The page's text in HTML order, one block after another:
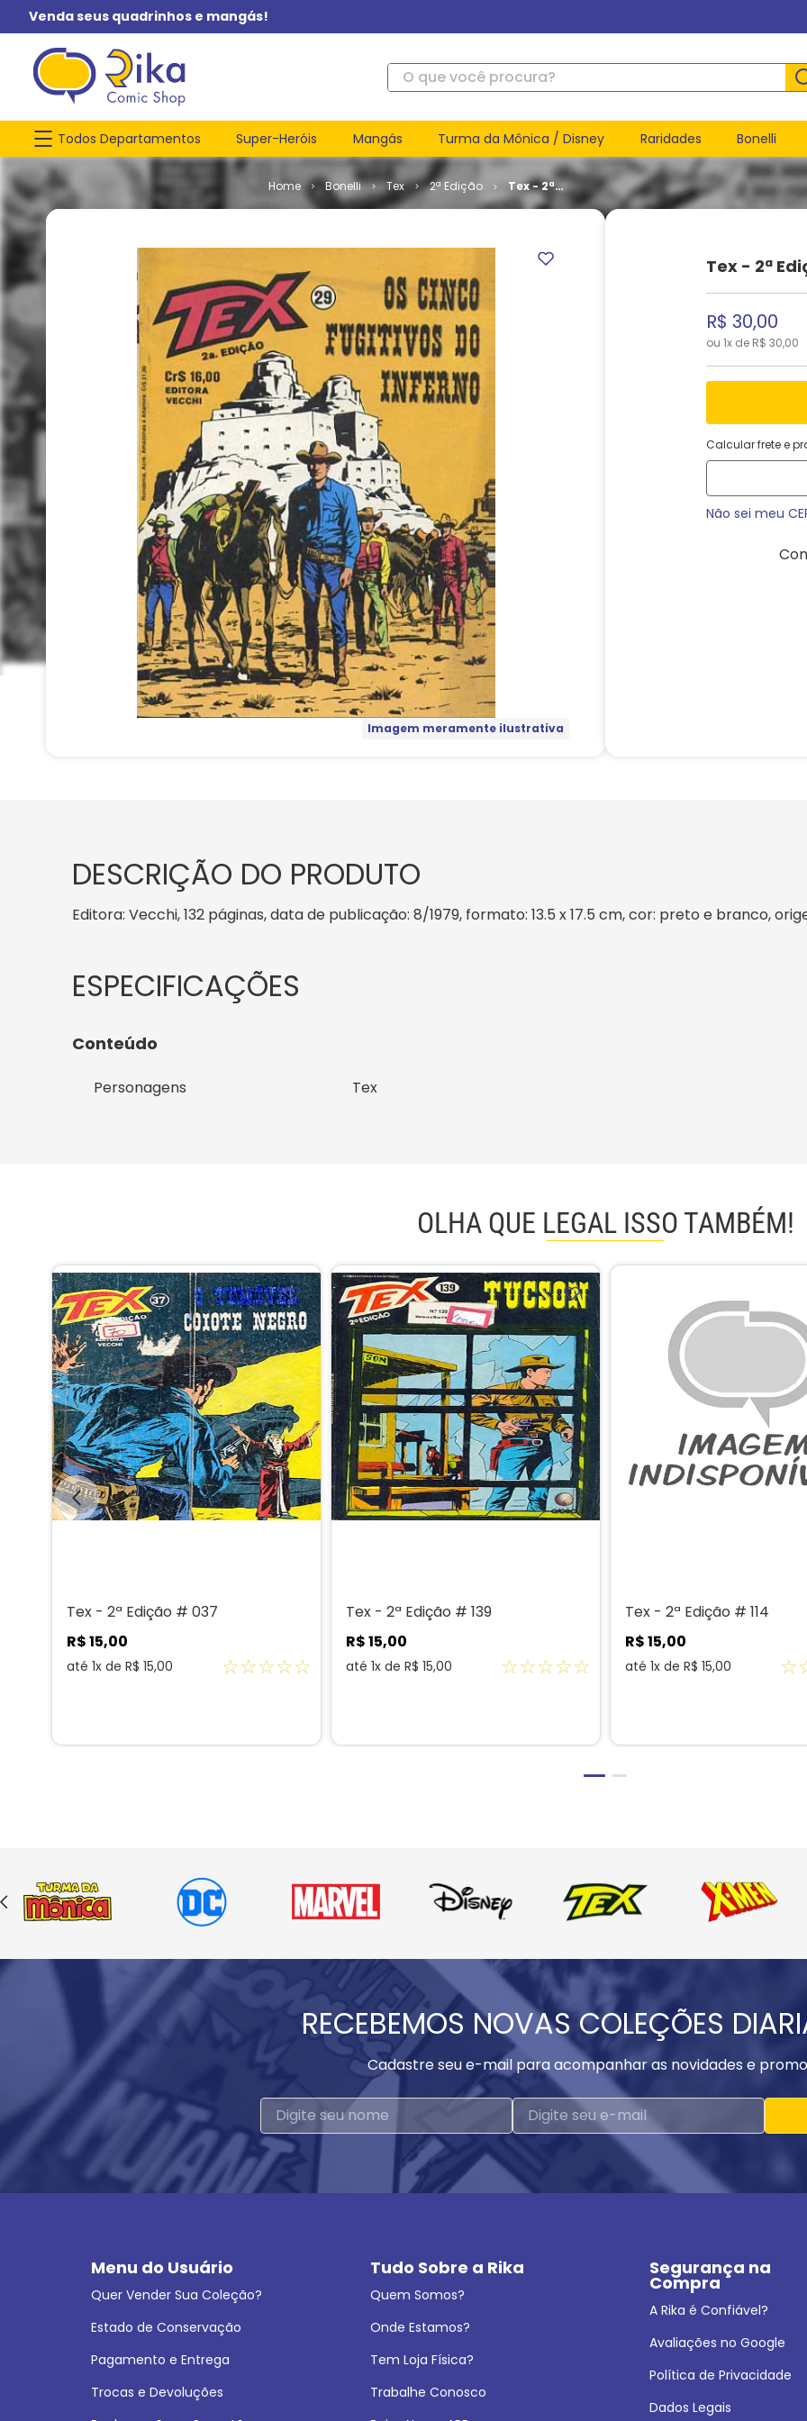
Venda seus quadrinhos e mangás!
O que você procura?
Todos Departamentos Super-Heróis Mangás Turma da Mônica / Disney Raridades Bonelli
Bonelli Tex 2ª Edição
Tex - 2ª
Edição #
Imagem meramente ilustrativa
Tex - 2ª
R$ 30,00
ou 1x de R$ 30,00
Calcular frete e
Não sei meu
DESCRIÇÃO DO PRODUTO
Editora: Vecchi, 132 páginas, data de publicação: 8/1979, formato: 13.5 x 17.5 cm, cor: preto e branco,
Conteúdo
Personagens Tex
OLHA QUE LEGAL ISSO TAMBÉM!
Tex - 2ª Edição # 037
R$15,00
até 1x de R$ 15,00 ☆☆☆☆☆
Tex - 2ª Edição # 139
R$15,00
até 1x de R$ 15,00 ☆☆☆☆☆
Tex - 2ª Edição # 114
R$15,00
até 1x de R$ 15,00 ☆
RECEBEMOS NOVAS COLEÇÕES
Cadastre seu e-mail para acompanhar as novidades e
Menu do Usuário
Quer Vender Sua Coleção?
Estado de Conservação
Pagamento e Entrega
Trocas e Devoluções
Tudo Sobre a Rika
Quem Somos?
Onde Estamos?
Tem Loja Física?
Trabalhe Conosco
Segurança na
Compra
A Rika é Confiável?
Avaliações no Google
Política de Privacidade
Dados Legais